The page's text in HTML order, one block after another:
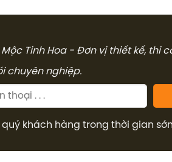
Mộc Tinh Hoa - Đơn vị thiết kế, thi
chuyên nghiệp.
khách hàng trong thời gian